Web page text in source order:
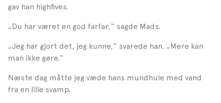
gav han highfives.
„Du har været en god farfar,“ sagde Mads.
„Jeg har gjort det, jeg kunne,“ svarede han. „Mere kan
man ikke gøre.“
Næste dag måtte jeg væde hans mundhule med vand
fra en lille svamp.